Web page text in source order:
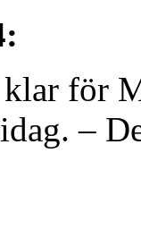
:
för
–